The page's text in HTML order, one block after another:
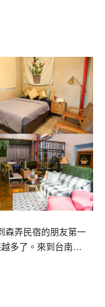
森弄民宿的朋友第一
多了。來到台南…